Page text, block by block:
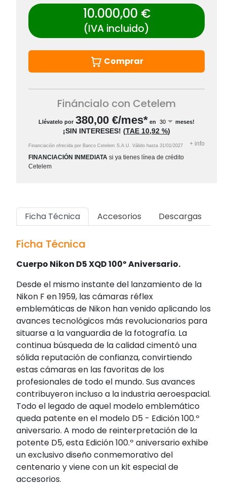
10.000,00 €
(IVA incluido)
Comprar
Fináncialo con Cetelem
Llévatelo por 380,00 €/mes* en meses!
¡SIN INTERESES! (TAE 10,92 %)
Financiación ofrecida por Banco Cetelem S.A.U. Válido hasta 31/01/2027 + info
FINANCIACIÓN INMEDIATA si ya tienes línea de crédito
Cetelem
Ficha Técnica Accesorios Descargas
Ficha Técnica
Cuerpo Nikon D5 XQD 100º Aniversario.
Desde el mismo instante del lanzamiento de la
Nikon F en 1959, las cámaras réflex
emblemáticas de Nikon han venido aplicando los
avances tecnológicos más revolucionarios para
situarse a la vanguardia de la fotografía. La
continua búsqueda de la calidad cimentó una
sólida reputación de confianza, convirtiendo
estas cámaras en las favoritas de los
profesionales de todo el mundo. Sus avances
contribuyeron incluso a la industria aeroespacial.
Todo el legado de aquel modelo emblemático
queda patente en el modelo D5 - Edición 100.º
aniversario. A modo de reinterpretación de la
potente D5, esta Edición 100.º aniversario exhibe
un exclusivo diseño conmemorativo del
centenario y viene con un kit especial de
accesorios.